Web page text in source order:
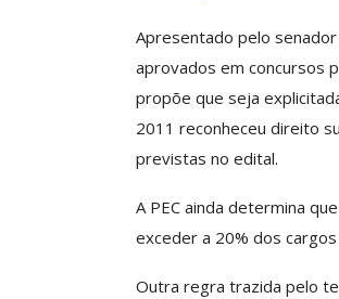
Apresentado pelo
aprovados em concursos
propõe que seja
2011 reconheceu direito
previstas no edital.
A PEC ainda determina
exceder a 20% dos
Outra regra trazida pelo
Da Nossa Carreira Em
23 jun, 2026